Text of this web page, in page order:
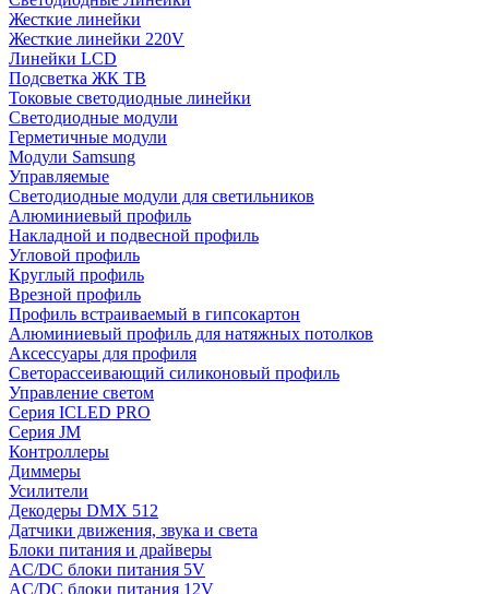
Жесткие линейки
Жесткие линейки 220V
Линейки LCD
Подсветка ЖК ТВ
Токовые светодиодные линейки
Светодиодные модули
Герметичные модули
Модули Samsung
Управляемые
Светодиодные модули для светильников
Алюминиевый профиль
Накладной и подвесной профиль
Угловой профиль
Круглый профиль
Врезной профиль
Профиль встраиваемый в гипсокартон
Алюминиевый профиль для натяжных потолков
Аксессуары для профиля
Светорассеивающий силиконовый профиль
Управление светом
Серия ICLED PRO
Серия JM
Контроллеры
Диммеры
Усилители
Декодеры DMX 512
Датчики движения, звука и света
Блоки питания и драйверы
AC/DC блоки питания 5V
AC/DC блоки питания 12V